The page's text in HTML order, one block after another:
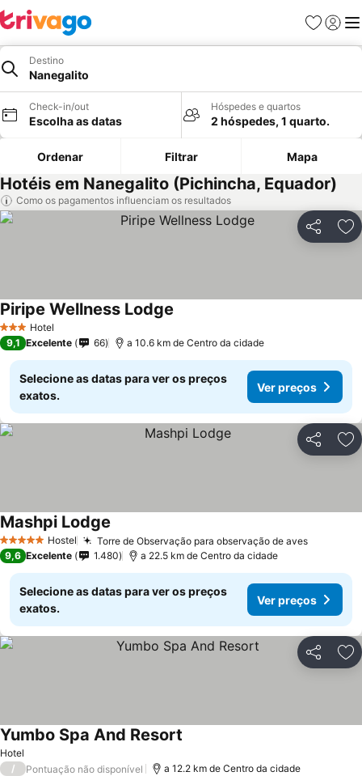
Favoritos
Iniciar
Destino
Nanegalito
Check-in/out
Escolha as datas
Hóspedes e quartos
2 hóspedes, 1 quarto.
Ordenar Filtrar Mapa
Hotéis em Nanegalito (Pichincha, Equador)
Como os pagamentos influenciam os resultados
Partilhar
3 EstrelasHotel
Piripe Wellness Lodge
9,1 Excelente 66 a 10.6 km de Centro da cidade
Selecione as datas para ver os preços
exatos.
Ver preços
Partilhar
5 Estrelas Hostel Torre de Observação para observação de aves
Mashpi Lodge
9,6 Excelente 1.480 a 22.5 km de Centro da cidade
Selecione as datas para ver os preços
exatos.
Ver preços
Partilhar
Hotel
Yumbo Spa And Resort
/ Pontuação não disponível a 12.2 km de Centro da cidade